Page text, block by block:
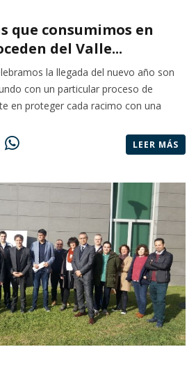
que consumimos en
del Valle...
la llegada del nuevo año son
con un particular proceso de
en proteger cada racimo con una
LEER MÁS